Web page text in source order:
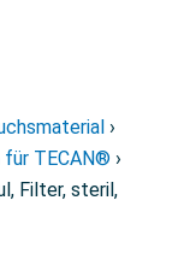
›
TECAN® ›
Filter, steril,